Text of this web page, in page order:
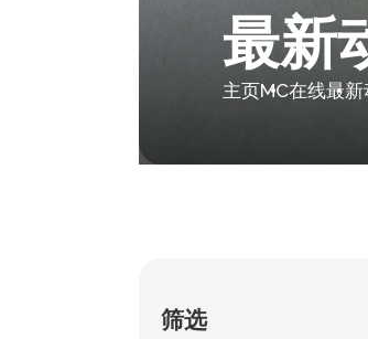
最新
主页MC在线最
筛选